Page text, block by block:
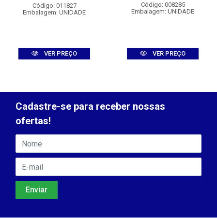
Código: 011827
Embalagem: UNIDADE
VER PREÇO
Código: 008285
Embalagem: UNIDADE
VER PREÇO
Cadastre-se para receber nossas
ofertas!